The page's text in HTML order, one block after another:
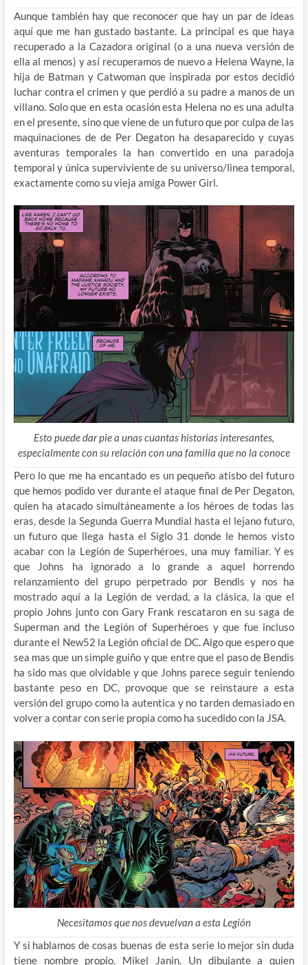
Aunque también hay que reconocer que hay un par de ideas
aquí que me han gustado bastante. La principal es que haya
recuperado a la Cazadora original (o a una nueva versión de
ella al menos) y así recuperamos de nuevo a Helena Wayne, la
hija de Batman y Catwoman que inspirada por estos decidió
luchar contra el crimen y que perdió a su padre a manos de un
villano. Solo que en esta ocasión esta Helena no es una adulta
en el presente, sino que viene de un futuro que por culpa de las
maquinaciones de de Per Degaton ha desaparecido y cuyas
aventuras temporales la han convertido en una paradoja
temporal y única superviviente de su universo/linea temporal,
exactamente como su vieja amiga Power Girl.
Esto puede dar pie a unas cuantas historias interesantes,
especialmente con su relación con una familia que no la conoce
Pero lo que me ha encantado es un pequeño atisbo del futuro
que hemos podido ver durante el ataque final de Per Degaton,
quien ha atacado simultáneamente a los héroes de todas las
eras, desde la Segunda Guerra Mundial hasta el lejano futuro,
un futuro que llega hasta el Siglo 31 donde le hemos visto
acabar con la Legión de Superhéroes, una muy familiar. Y es
que Johns ha ignorado a lo grande a aquel horrendo
relanzamiento del grupo perpetrado por Bendis y nos ha
mostrado aquí a la Legión de verdad, a la clásica, la que el
propio Johns junto con Gary Frank rescataron en su saga de
Superman and the Legión of Superhéroes y que fue incluso
durante el New52 la Legión oficial de DC. Algo que espero que
sea mas que un simple guiño y que entre que el paso de Bendis
ha sido mas que olvidable y que Johns parece seguir teniendo
bastante peso en DC, provoque que se reinstaure a esta
versión del grupo como la autentica y no tarden demasiado en
volver a contar con serie propia como ha sucedido con la JSA.
Necesitamos que nos devuelvan a esta Legión
Y si hablamos de cosas buenas de esta serie lo mejor sin duda
tiene nombre propio, Mikel Janin. Un dibujante a quien